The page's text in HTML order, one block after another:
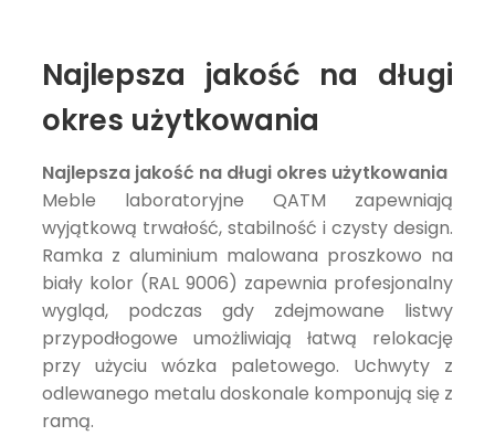
Najlepsza jakość na długi
okres użytkowania
Najlepsza jakość na długi okres użytkowania
Meble laboratoryjne QATM zapewniają
wyjątkową trwałość, stabilność i czysty design.
Ramka z aluminium malowana proszkowo na
biały kolor (RAL 9006) zapewnia profesjonalny
wygląd, podczas gdy zdejmowane listwy
przypodłogowe umożliwiają łatwą relokację
przy użyciu wózka paletowego. Uchwyty z
odlewanego metalu doskonale komponują się z
ramą.